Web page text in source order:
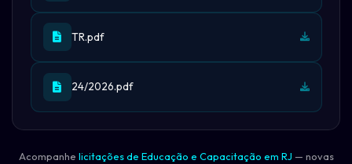
TR.pdf
24/2026.pdf
Acompanhe licitações de Educação e Capacitação em RJ — novas